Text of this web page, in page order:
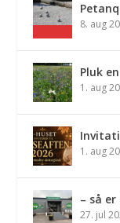
8. aug
Pluk
1. aug
1. aug
– så
27. jul